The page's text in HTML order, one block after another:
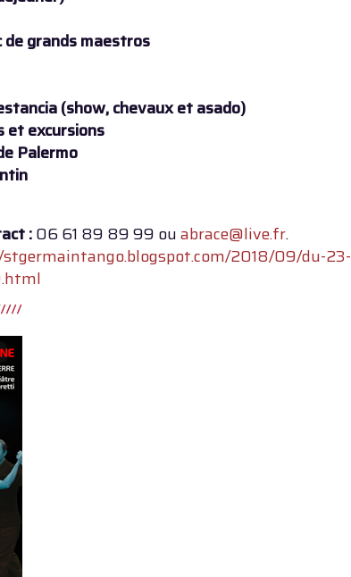
de grands maestros
(show, chevaux et asado)
et excursions
Palermo
:06 61 89 89 99 ouabrace@live.fr.
2018/09/du-23-